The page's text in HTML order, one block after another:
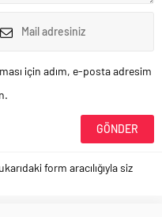
için adım, e-posta adresim
form aracılığıyla siz